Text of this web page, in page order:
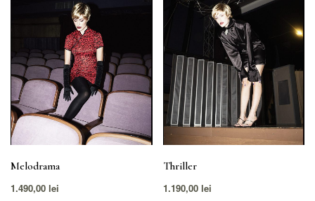
Melodrama
1.490,00 lei
Thriller
1.190,00 lei